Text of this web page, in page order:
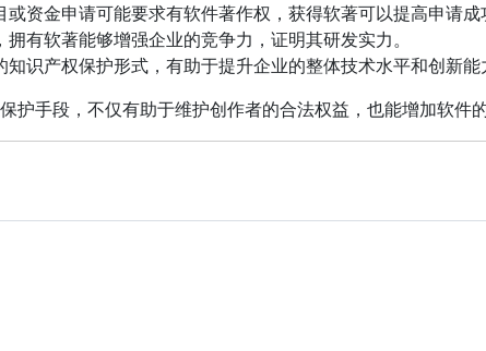
或资金申请可能要求有软件著作权，获得软著可以提高申请成
有软著能够增强企业的竞争力，证明其研发实力。
识产权保护形式，有助于提升企业的整体技术水平和创新能
护手段，不仅有助于维护创作者的合法权益，也能增加软件